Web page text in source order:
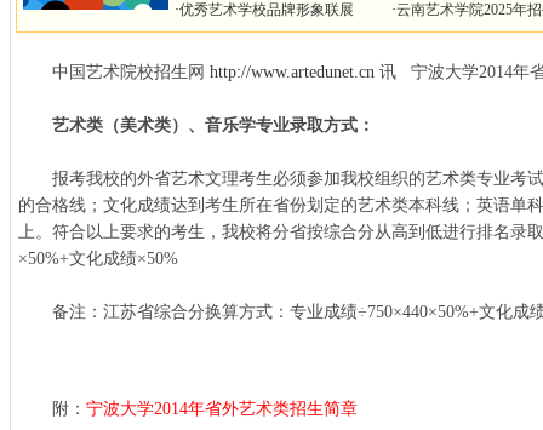
·优秀艺术学校品牌形象联展
·云南艺术学院2025年
中国艺术院校招生网 http://www.artedunet.cn 讯 宁波大学2014年
艺术类（美术类）、音乐学专业录取方式：
报考我校的外省艺术文理考生必须参加我校组织的艺术类专业考
的合格线；文化成绩达到考生所在省份划定的艺术类本科线；英语单
上。符合以上要求的考生，我校将分省按综合分从高到低进行排名录
×50%+文化成绩×50%
备注：江苏省综合分换算方式：专业成绩÷750×440×50%+文化成
附： 宁波大学2014年省外艺术类招生简章